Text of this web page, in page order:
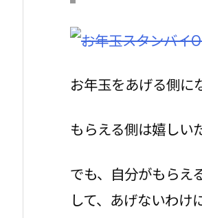
お年玉をあげる側に
もらえる側は嬉しい
でも、自分がもらえ
して、あげないわけ